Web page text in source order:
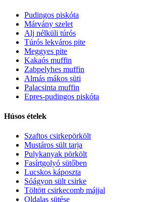
Pudingos piskóta
Márvány szelet
Alj nélküli túrós
Túrós lekváros pite
Meggyes pite
Kakaós muffin
Zabpelyhes muffin
Almás mákos süti
Palacsinta muffin
Epres-pudingos piskóta
Húsos ételek
Szaftos csirkepörkölt
Mustáros sült tarja
Pulykanyak pörkölt
Fasírtgolyó sütőben
Lucskos káposzta
Sóágyon sült csirke
Töltött csirkecomb májjal
Oldalas sütése